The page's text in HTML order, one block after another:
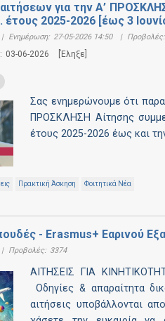
για την Α’
έτους 2025-2026 [έως 3
| Ενημέρωση: 27-05-2026 14:50 | Προβολές:
03-06-2026 [Έληξε]
Σας ενημερώνουμε ότι
ΠΡΟΣΚΛΗΣΗ Αίτησης
έτους 2025-2026 έως και
Πρακτική Άσκηση Φοιτητικά Νέα
- Erasmus+ Εαρινού
| Προβολές: 3374
ΑΙΤΗΣΕΙΣ ΓΙΑ
Οδηγίες & απαραίτητα
αιτήσεις υποβάλλονται